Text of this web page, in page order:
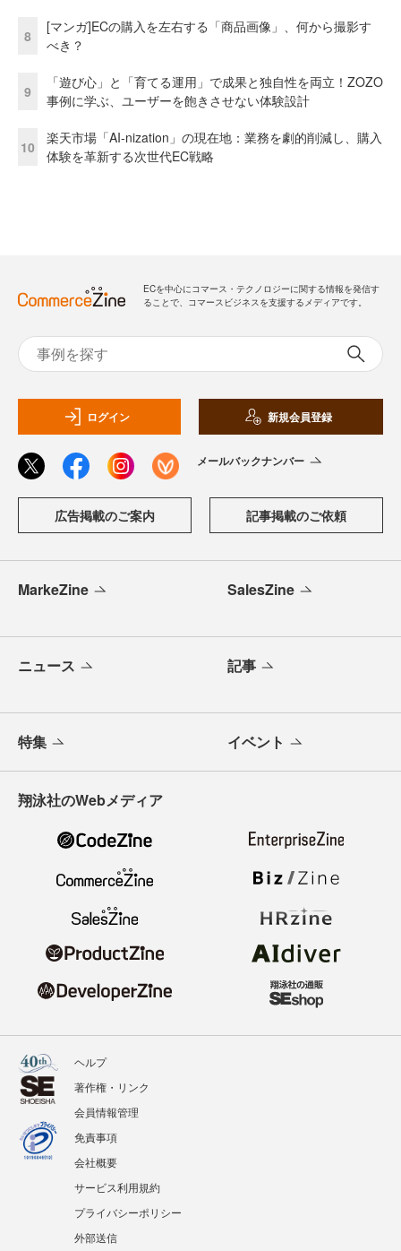
8
[マンガ]ECの購入を左右する「商品画像」、何から撮影す
べき？
9
「遊び心」と「育てる運用」で成果と独自性を両立！ZOZO
事例に学ぶ、ユーザーを飽きさせない体験設計
10
楽天市場「AI-nization」の現在地：業務を劇的削減し、購入
体験を革新する次世代EC戦略
ECを中心にコマース・テクノロジーに関する情報を発信す
ることで、コマースビジネスを支援するメディアです。
ログイン 新規会員登録
メールバックナンバー
広告掲載のご案内 記事掲載のご依頼
MarkeZine SalesZine
ニュース 記事
特集 イベント
翔泳社のWebメディア
ヘルプ
著作権・リンク
会員情報管理
免責事項
会社概要
サービス利用規約
プライバシーポリシー
外部送信